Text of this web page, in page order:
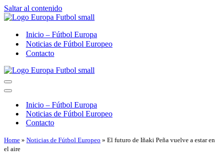
Saltar al contenido
Inicio – Fútbol Europa
Noticias de Fútbol Europeo
Contacto
Menú
de
Menú
navegaciónInicio – Fútbol Europa
Noticias de Fútbol Europeo
Contacto
Home » Noticias de Fútbol Europeo » El futuro de Iñaki Peña vuelve a estar en
el aire